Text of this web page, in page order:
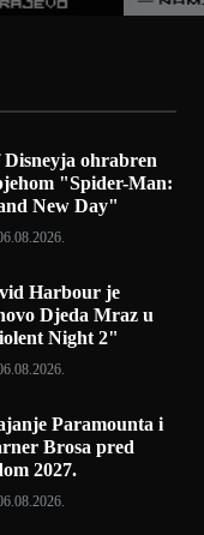
Disneyja ohrabren
"Spider-Man:
New Day"
Harbour je
Djeda Mraz u
Night 2"
Paramounta i
Brosa pred
2027.